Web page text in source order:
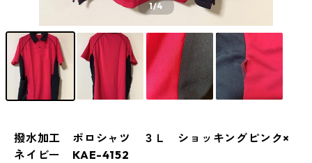
1/4
撥水加工 ポロシャツ ３Ｌ ショッキングピンク×
ネイビー KAE-4152